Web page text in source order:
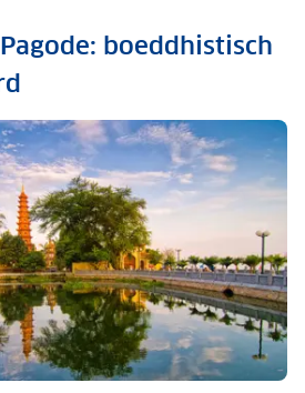
boeddhistisch